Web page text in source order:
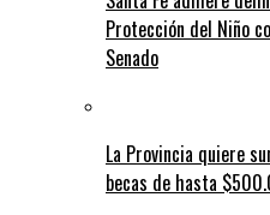
Protección del Niño
Senado
La Provincia quiere
becas de hasta